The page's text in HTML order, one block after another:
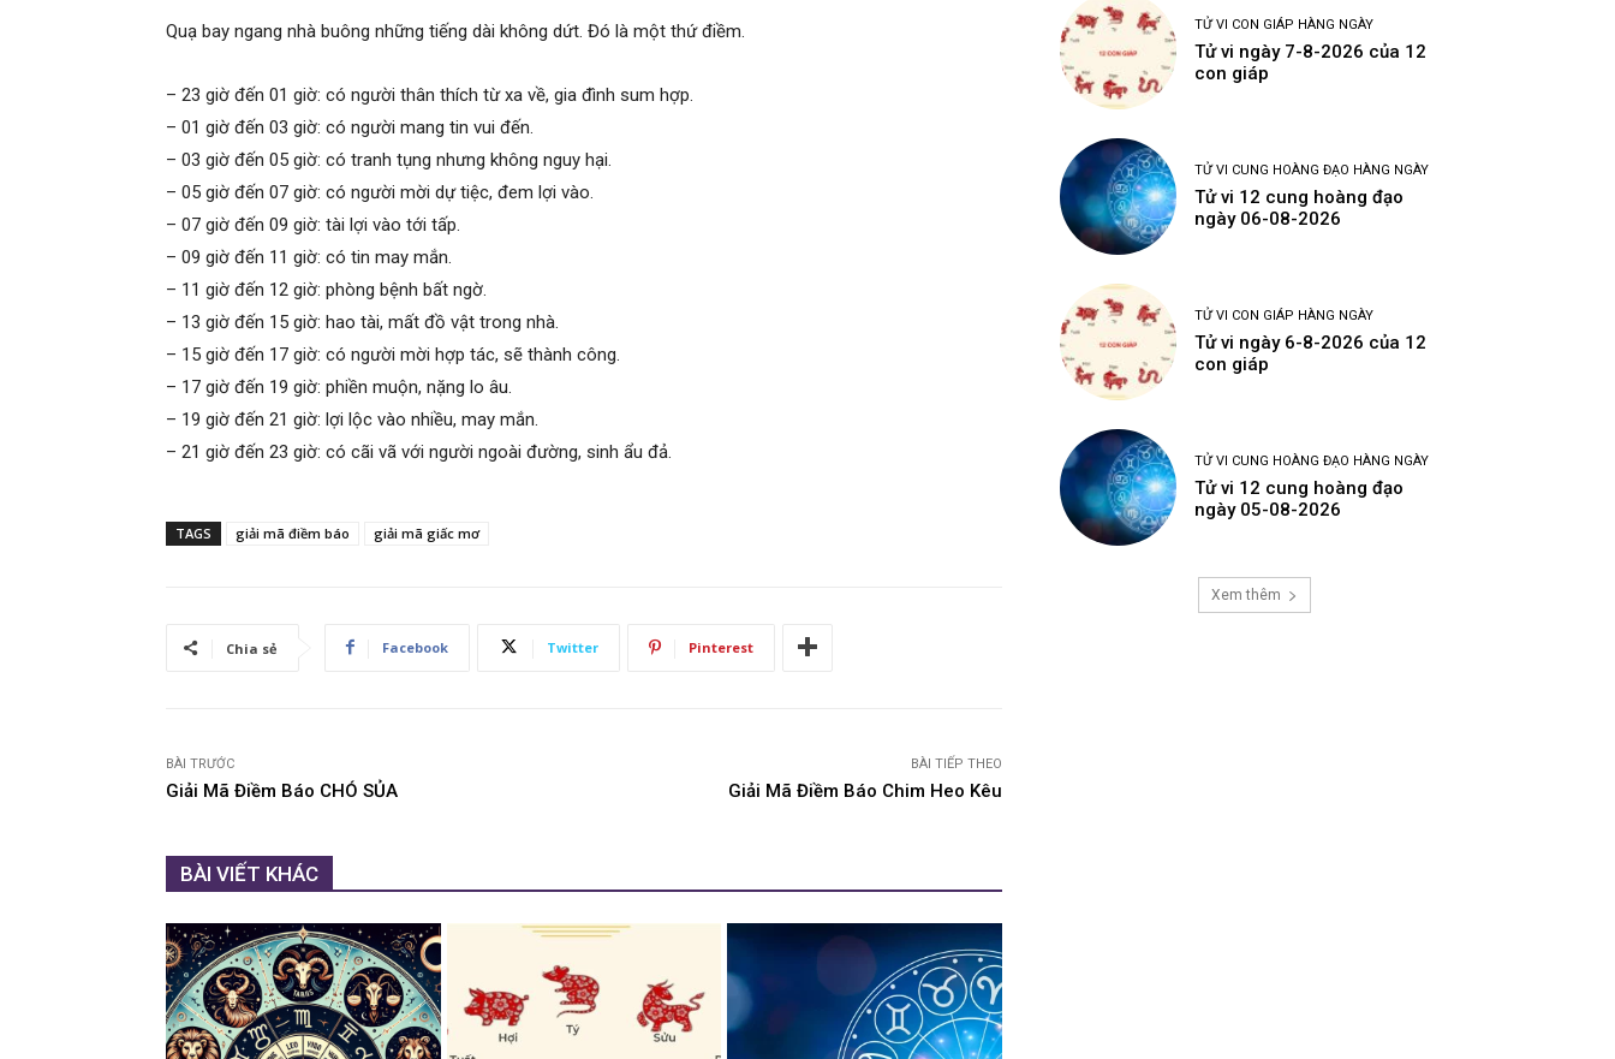
Quạ bay ngang nhà buông những tiếng dài không dứt. Đó là một thứ điềm.
– 23 giờ đến 01 giờ: có người thân thích từ xa về, gia đình sum hợp.
– 01 giờ đến 03 giờ: có người mang tin vui đến.
– 03 giờ đến 05 giờ: có tranh tụng nhưng không nguy hại.
– 05 giờ đến 07 giờ: có người mời dự tiệc, đem lợi vào.
– 07 giờ đến 09 giờ: tài lợi vào tới tấp.
– 09 giờ đến 11 giờ: có tin may mắn.
– 11 giờ đến 12 giờ: phòng bệnh bất ngờ.
– 13 giờ đến 15 giờ: hao tài, mất đồ vật trong nhà.
– 15 giờ đến 17 giờ: có người mời hợp tác, sẽ thành công.
– 17 giờ đến 19 giờ: phiền muộn, nặng lo âu.
– 19 giờ đến 21 giờ: lợi lộc vào nhiều, may mắn.
– 21 giờ đến 23 giờ: có cãi vã với người ngoài đường, sinh ẩu đả.
TAGS giải mã điềm báo giải mã giấc mơ
Chia sẻ Facebook Twitter Pinterest
BÀI TRƯỚC
Giải Mã Điềm Báo CHÓ SỦA
BÀI TIẾP THEO
Giải Mã Điềm Báo Chim Heo Kêu
BÀI VIẾT KHÁC
TỬ VI CON GIÁP HÀNG NGÀY
Tử vi ngày 7-8-2026 của 12
con giáp
TỬ VI CUNG HOÀNG ĐẠO HÀNG NGÀY
Tử vi 12 cung hoàng đạo
ngày 06-08-2026
TỬ VI CON GIÁP HÀNG NGÀY
Tử vi ngày 6-8-2026 của 12
con giáp
TỬ VI CUNG HOÀNG ĐẠO HÀNG NGÀY
Tử vi 12 cung hoàng đạo
ngày 05-08-2026
Xem thêm